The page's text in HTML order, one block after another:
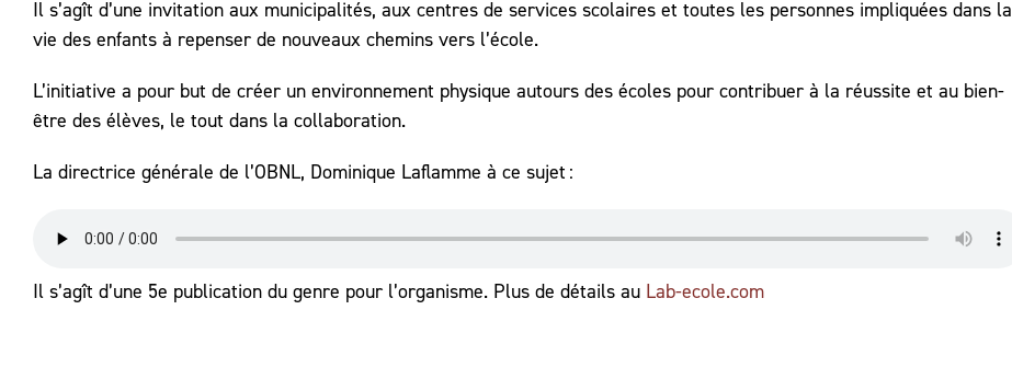
Il s’agît d’une invitation aux municipalités, aux centres de services scolaires et toutes les personnes impliquées dans la
vie des enfants à repenser de nouveaux chemins vers l’école.
L’initiative a pour but de créer un environnement physique autours des écoles pour contribuer à la réussite et au bien-
être des élèves, le tout dans la collaboration.
La directrice générale de l’OBNL, Dominique Laflamme à ce sujet :
Il s’agît d’une 5e publication du genre pour l’organisme. Plus de détails au Lab-ecole.com